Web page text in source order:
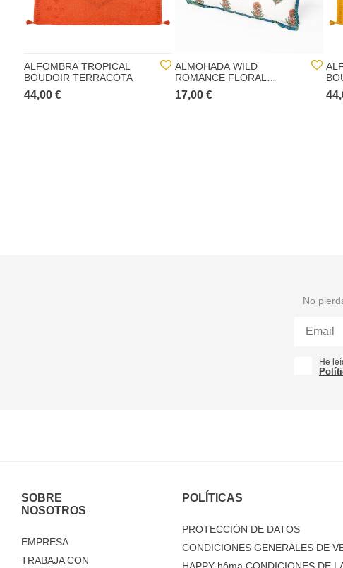
ALFOMBRA TROPICAL
BOUDOIR TERRACOTA
44,00 €
ALMOHADA WILD
ROMANCE FLORAL
30X70CM
17,00 €
No
He
SOBRE
NOSOTROS
EMPRESA
TRABAJA CON
POLÍTICAS
PROTECCIÓN DE DATOS
CONDICIONES GENERALES DE